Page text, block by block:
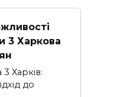
3 Харкова
3 Харків:
до